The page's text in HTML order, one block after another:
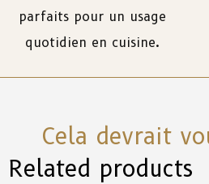
parfaits pour un usage
quotidien en cuisine.
Cela devrait
Related products